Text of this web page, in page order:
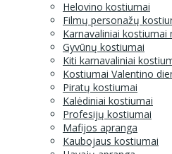
Helovino kostiumai
Filmų personažų
Karnavaliniai kostiumai
Gyvūnų kostiumai
Kiti karnavaliniai
Kostiumai Valentino
Piratų kostiumai
Kalėdiniai kostiumai
Profesijų kostiumai
Mafijos apranga
Kaubojaus kostiumai